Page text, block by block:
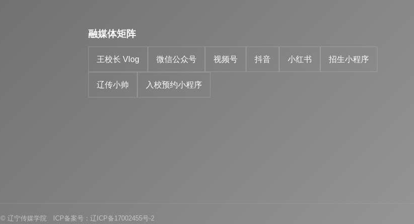
融媒体矩阵
王校长 Vlog 微信公众号 视频号 抖音 小红书 招生小程序
辽传小帅 入校预约小程序
© 辽宁传媒学院 ICP备案号：辽ICP备17002455号-2